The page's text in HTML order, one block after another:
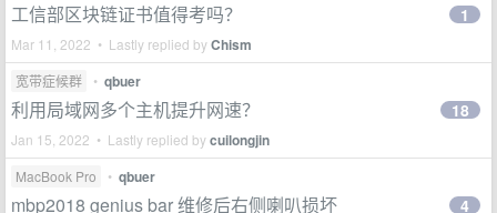
工信部区块链证书值得考吗？
Mar 11, 2022 • Lastly replied byChism
1
宽带症候群 • qbuer
利用局域网多个主机提升网速？
Jan 15, 2022 • Lastly replied bycuilongjin
18
MacBook Pro • qbuer
mbp2018 genius bar 维修后右侧喇叭损坏 4